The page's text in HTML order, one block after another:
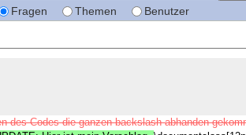
Fragen Themen Benutzer
des Codes die ganzen backslash abhanden